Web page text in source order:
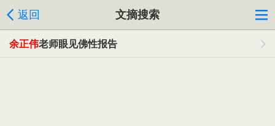
返回 文摘搜索
余正伟老师眼见佛性报告